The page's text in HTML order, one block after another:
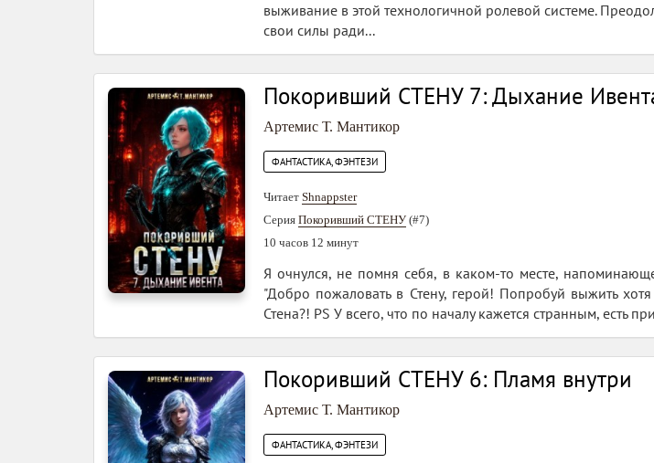
выживание в этой технологичной ролевой системе.
свои силы ради...
Покоривший СТЕНУ 7: Дыхание
Артемис Т. Мантикор
ФАНТАСТИКА, ФЭНТЕЗИ
Читает Shnappster
Серия Покоривший СТЕНУ (#7)
10 часов 12 минут
Я очнулся, не помня себя, в каком-то месте,
"Добро пожаловать в Стену, герой! Попробуй выжить
Стена?! PS У всего, что по началу кажется странным, есть
Покоривший СТЕНУ 6: Пламя внутри
Артемис Т. Мантикор
ФАНТАСТИКА, ФЭНТЕЗИ